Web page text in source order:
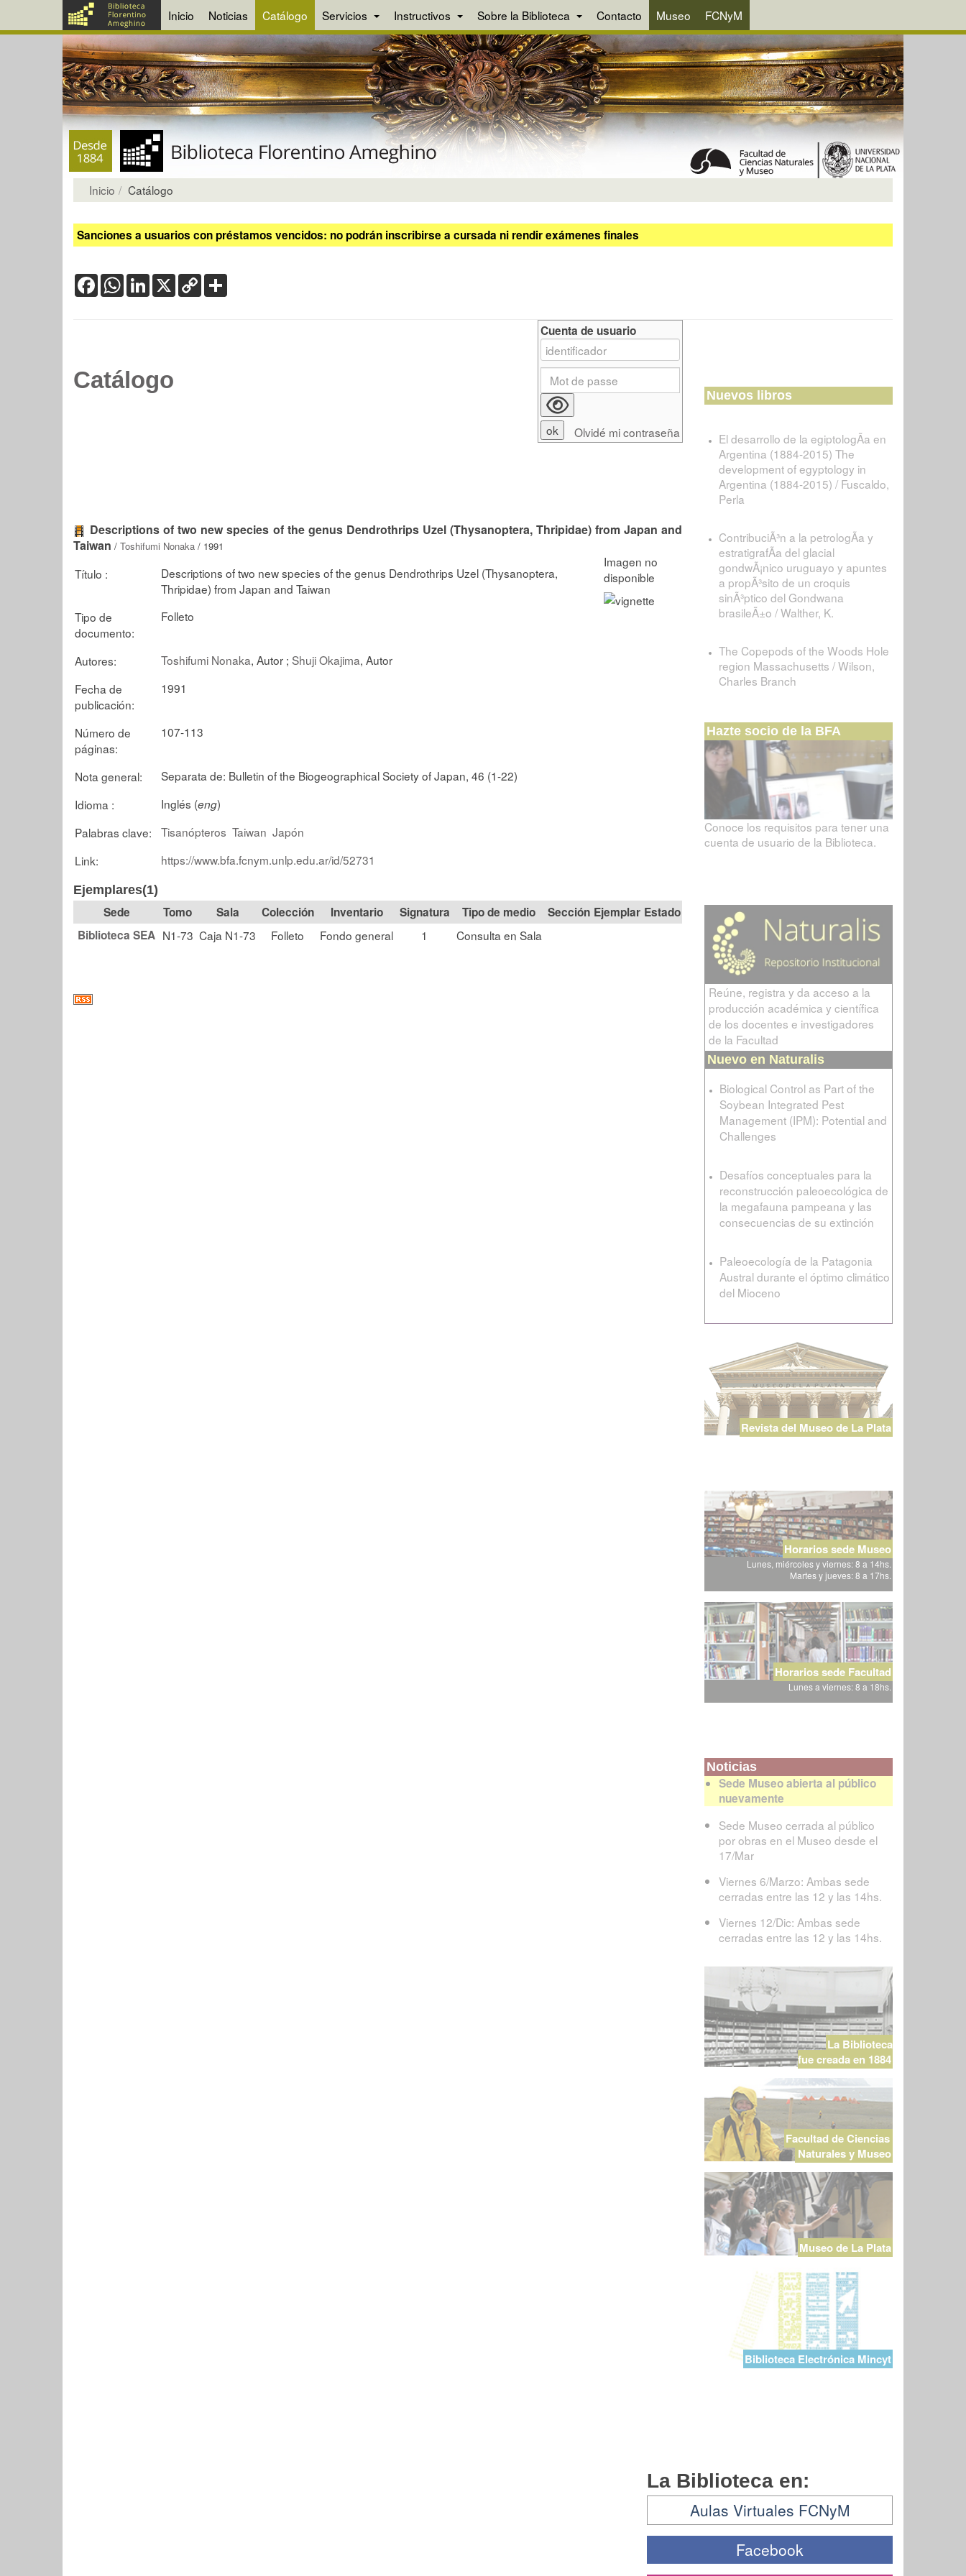
Inicio Noticias Catálogo Servicios Instructivos Sobre la Biblioteca Contacto Museo FCNyM
Inicio Catálogo
Sanciones a usuarios con préstamos vencidos: no podrán inscribirse a cursada ni rendir exámenes finales
FacebookWhatsApp
LinkedIn
X Copy
Link
Catálogo
Descriptions of two new species of the genus Dendrothrips Uzel (Thysanoptera, Thripidae) from Japan and
Taiwan / Toshifumi Nonaka / 1991
Título :
Descriptions of two new species of the genus Dendrothrips Uzel (Thysanoptera,
Thripidae) from Japan and Taiwan
Tipo de
documento:
Folleto
Autores: Toshifumi Nonaka, Autor ; Shuji Okajima, Autor
Fecha de
publicación:
1991
Número de
páginas:
107-113
Nota general:
Separata de: Bulletin of the Biogeographical Society of Japan, 46 (1-22)
Idioma :
Inglés (eng)
Palabras clave:
Tisanópteros Taiwan Japón
Link:
https://www.bfa.fcnym.unlp.edu.ar/id/52731
Ejemplares(1)
Tomo Sala Colección Signatura Tipo de medio Sección
Estado
Biblioteca SEA N1-73 Caja N1-73 Folleto Fondo general 1 Consulta en Sala
Cuenta de usuario
Olvidé mi contraseña
Nuevos libros
El desarrollo de la egiptologÃ­a en
Argentina (1884-2015) The
development of egyptology in
Argentina (1884-2015) / Fuscaldo,
Perla
ContribuciÃ³n a la petrologÃ­a y
estratigrafÃ­a del glacial
gondwÃ¡nico uruguayo y apuntes
a propÃ³sito de un croquis
sinÃ³ptico del Gondwana
brasileÃ±o / Walther, K.
The Copepods of the Woods Hole
region Massachusetts / Wilson,
Charles Branch
Hazte socio de la BFA
Conoce los requisitos para tener una
cuenta de usuario de la Biblioteca.
Reúne, registra y da acceso a la
producción académica y científica
de los docentes e investigadores
de la Facultad
Nuevo en Naturalis
Biological Control as Part of the
Soybean Integrated Pest
Management (IPM): Potential and
Challenges
Desafíos conceptuales para la
reconstrucción paleoecológica de
la megafauna pampeana y las
consecuencias de su extinción
Paleoecología de la Patagonia
Austral durante el óptimo climático
del Mioceno
Revista del Museo de La Plata
Horarios sede Museo
Lunes, miércoles y viernes: 8 a 14hs.
Martes y jueves: 8 a 17hs.
Horarios sede Facultad
Lunes a viernes: 8 a 18hs.
Noticias
Sede Museo abierta al público
nuevamente
Sede Museo cerrada al público
por obras en el Museo desde el
17/Mar
Viernes 6/Marzo: Ambas sede
cerradas entre las 12 y las 14hs.
Viernes 12/Dic: Ambas sede
cerradas entre las 12 y las 14hs.
La Biblioteca
fue creada en 1884
Facultad de Ciencias
Naturales y Museo
Museo de La Plata
Biblioteca Electrónica Mincyt
La Biblioteca en:
Aulas Virtuales FCNyM
Facebook